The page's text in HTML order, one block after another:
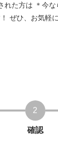
れた方は ＊今
ぜひ、お気軽
2
確認